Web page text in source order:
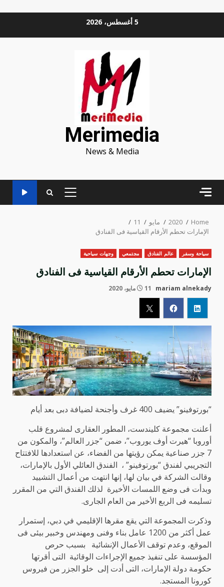
5 أغسطس، 2026
Merimedia
News & Media
PRIMARY
Home
2020 مايو
11
الإمارات تحطم الأرقام القياسية فى الفنادق
سياحة وسفر عالم الفنادق مجتمعي وجهات سياحية
الإمارات تحطم الأرقام القياسية فى الفنادق
mariam alnekady 11 مايو، 2020
“بورتوفينو” يضيف 400 غرف وأجنحة لضيافة دبى بعد أيام
أعلنت مجموعة كليندست، المطور العقارى لمشروع قلب
أوروبا “هيرت أوف يوروب”، ضمن “جزر العالم”، والمكون من
7 جزر صناعية يمكن رؤيتها من الفضاء، عن استعدادها للافتتاح
التجريبي لفندق “بورتوفينو” ، الفندق العائلي الأول بالإمارات،
وقالت الشركة في بيان لها، إنها انتهت من أعمال التشييد
وبدأت فى وضع اللمسات الأخيرة لذلك الفندق التي من المقرر
تسليمه فى الربع الأخير من العام الجارى.
وذكرت المجموعة التي يقع مقرها الإقليمي في دبي، إستمرار
عمل أكثر من 1200 عامل بناء وفنى ومهندس وخبير بيئى فى
الموقع، وعدم توقف الأعمال الإنشائية بسبب حرص
المؤسسة على تنفيذ جميع الإجراءات الوقائية التى أقرتها
حكومة دولة الإمارات، التى أدت إلى خلو الجزر من فيروس
كورونا المستجد.